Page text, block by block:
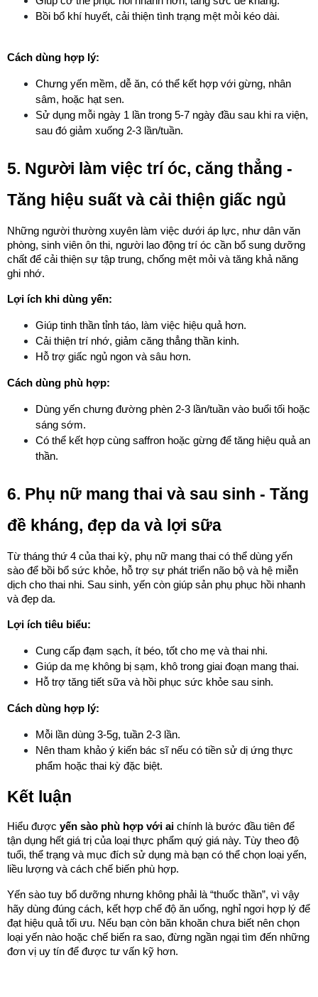
Bồi bổ khí huyết, cải thiện tình trạng mệt mỏi kéo dài.
Cách dùng hợp lý:
Chưng yến mềm, dễ ăn, có thể kết hợp với gừng, nhân
sâm, hoặc hạt sen.
Sử dụng mỗi ngày 1 lần trong 5-7 ngày đầu sau khi ra viện,
sau đó giảm xuống 2-3 lần/tuần.
5. Người làm việc trí óc, căng thẳng -
Tăng hiệu suất và cải thiện giấc ngủ
Những người thường xuyên làm việc dưới áp lực, như dân văn
phòng, sinh viên ôn thi, người lao động trí óc cần bổ sung dưỡng
chất để cải thiện sự tập trung, chống mệt mỏi và tăng khả năng
ghi nhớ.
Lợi ích khi dùng yến:
Giúp tinh thần tỉnh táo, làm việc hiệu quả hơn.
Cải thiện trí nhớ, giảm căng thẳng thần kinh.
Hỗ trợ giấc ngủ ngon và sâu hơn.
Cách dùng phù hợp:
Dùng yến chưng đường phèn 2-3 lần/tuần vào buổi tối hoặc
sáng sớm.
Có thể kết hợp cùng saffron hoặc gừng để tăng hiệu quả an
thần.
6. Phụ nữ mang thai và sau sinh - Tăng
đề kháng, đẹp da và lợi sữa
Từ tháng thứ 4 của thai kỳ, phụ nữ mang thai có thể dùng yến
sào để bồi bổ sức khỏe, hỗ trợ sự phát triển não bộ và hệ miễn
dịch cho thai nhi. Sau sinh, yến còn giúp sản phụ phục hồi nhanh
và đẹp da.
Lợi ích tiêu biểu:
Cung cấp đạm sạch, ít béo, tốt cho mẹ và thai nhi.
Giúp da mẹ không bị sạm, khô trong giai đoạn mang thai.
Hỗ trợ tăng tiết sữa và hồi phục sức khỏe sau sinh.
Cách dùng hợp lý:
Mỗi lần dùng 3-5g, tuần 2-3 lần.
Nên tham khảo ý kiến bác sĩ nếu có tiền sử dị ứng thực
phẩm hoặc thai kỳ đặc biệt.
Kết luận
Hiểu được yến sào phù hợp với ai chính là bước đầu tiên để
tận dụng hết giá trị của loại thực phẩm quý giá này. Tùy theo độ
tuổi, thể trạng và mục đích sử dụng mà bạn có thể chọn loại yến,
liều lượng và cách chế biến phù hợp.
Yến sào tuy bổ dưỡng nhưng không phải là “thuốc thần”, vì vậy
hãy dùng đúng cách, kết hợp chế độ ăn uống, nghỉ ngơi hợp lý để
đạt hiệu quả tối ưu. Nếu bạn còn băn khoăn chưa biết nên chọn
loại yến nào hoặc chế biến ra sao, đừng ngần ngại tìm đến những
đơn vị uy tín để được tư vấn kỹ hơn.